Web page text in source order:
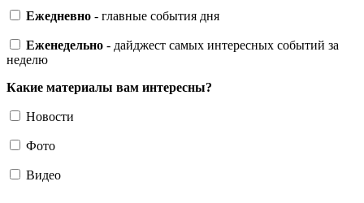
Ежедневно - главные события дня
Еженедельно - дайджест самых интересных событий за
неделю
Какие материалы вам интересны?
Новости
Фото
Видео